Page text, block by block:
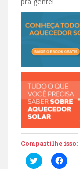
Compartilhe isso:
C
l
C
l